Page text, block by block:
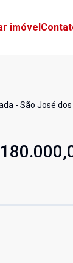
imóvel
- São José